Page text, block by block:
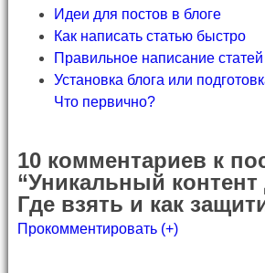
Идеи для постов в блоге
Как написать статью быстро
Правильное написание статей
Установка блога или
Что первично?
10 комментариев к
“Уникальный контент
Где взять и как
Прокомментировать (+)